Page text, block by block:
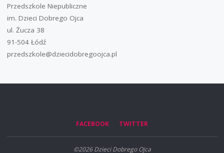
Przedszkole Niepubliczne
im. Dzieci Dobrego Ojca
ul. Żucza 38
91-504 Łódź
przedszkole@dziecidobregoojca.pl
FACEBOOK TWITTER
©2026 Dzieci Dobrego Ojca